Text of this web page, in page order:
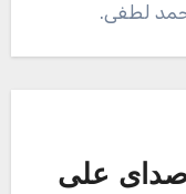
لطفی.
علی